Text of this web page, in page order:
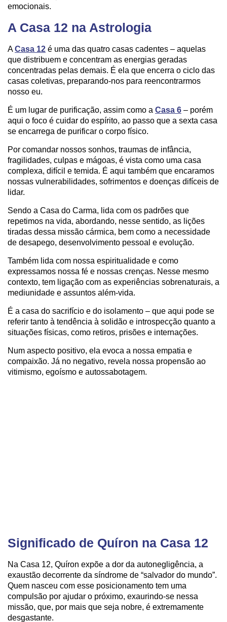
emocionais.
A Casa 12 na Astrologia
ACasa 12 é uma das quatro casas cadentes – aquelas
que distribuem e concentram as energias geradas
concentradas pelas demais. É ela que encerra o ciclo das
casas coletivas, preparando-nos para reencontrarmos
nosso eu.
É um lugar de purificação, assim como a Casa 6 – porém
aqui o foco é cuidar do espírito, ao passo que a sexta casa
se encarrega de purificar o corpo físico.
Por comandar nossos sonhos, traumas de infância,
fragilidades, culpas e mágoas, é vista como uma casa
complexa, difícil e temida. É aqui também que encaramos
nossas vulnerabilidades, sofrimentos e doenças difíceis de
lidar.
Sendo a Casa do Carma, lida com os padrões que
repetimos na vida, abordando, nesse sentido, as lições
tiradas dessa missão cármica, bem como a necessidade
de desapego, desenvolvimento pessoal e evolução.
Também lida com nossa espiritualidade e como
expressamos nossa fé e nossas crenças. Nesse mesmo
contexto, tem ligação com as experiências sobrenaturais, a
mediunidade e assuntos além-vida.
É a casa do sacrifício e do isolamento – que aqui pode se
referir tanto à tendência à solidão e introspecção quanto a
situações físicas, como retiros, prisões e internações.
Num aspecto positivo, ela evoca a nossa empatia e
compaixão. Já no negativo, revela nossa propensão ao
vitimismo, egoísmo e autossabotagem.
Significado de Quíron na Casa 12
Na Casa 12, Quíron expõe a dor da autonegligência, a
exaustão decorrente da síndrome de “salvador do mundo”.
Quem nasceu com esse posicionamento tem uma
compulsão por ajudar o próximo, exaurindo-se nessa
missão, que, por mais que seja nobre, é extremamente
desgastante.